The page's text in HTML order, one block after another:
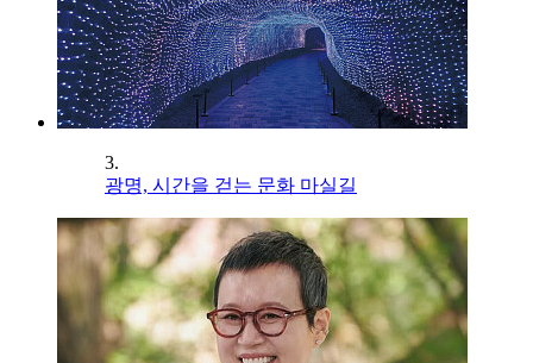
3.
광명, 시간을 걷는 문화 마실길